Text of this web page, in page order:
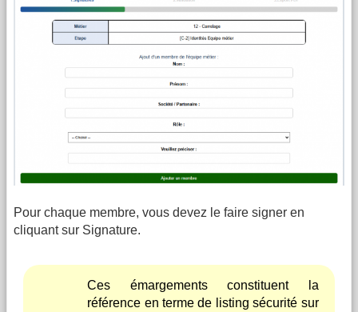
Pour chaque membre, vous devez le faire signer en
cliquant sur Signature.
Ces émargements constituent la
référence en terme de listing sécurité sur